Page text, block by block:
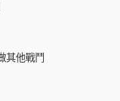
其他戰鬥